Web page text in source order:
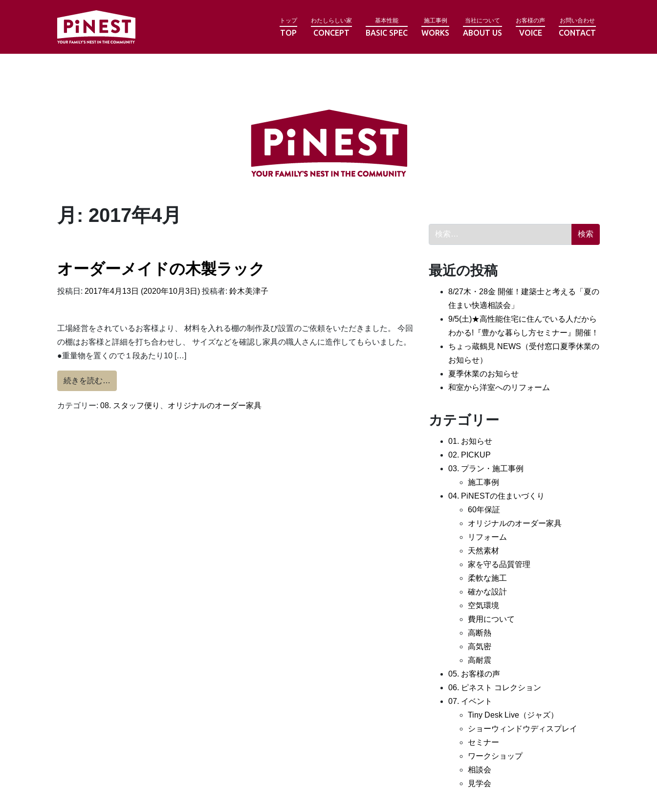
トップ
TOP
わたしらしい家
CONCEPT
基本性能
BASIC SPEC
施工事例
WORKS
当社について
ABOUT US
お客様の声
VOICE
お問い合わせ
CONTACT
月: 2017年4月
オーダーメイドの木製ラック
投稿日: 2017年4月13日 (2020年10月3日) 投稿者: 鈴木美津子
工場経営をされているお客様より、 材料を入れる棚の制作及び設置のご依頼をいただきました。 今回
の棚はお客様と詳細を打ち合わせし、 サイズなどを確認し家具の職人さんに造作してもらいました。
●重量物を置くので１段あたり10 […]
続きを読む…
カテゴリー: 08. スタッフ便り オリジナルのオーダー家具
検索:
最近の投稿
8/27木・28金 開催！建築士と考える「夏の
住まい快適相談会」
9/5(土)★高性能住宅に住んでいる人だから
わかる!『豊かな暮らし方セミナー』開催！
ちょっ蔵鶴見 NEWS（受付窓口夏季休業の
お知らせ）
夏季休業のお知らせ
和室から洋室へのリフォーム
カテゴリー
01. お知らせ
02. PICKUP
03. プラン・施工事例
施工事例
04. PiNESTの住まいづくり
60年保証
オリジナルのオーダー家具
リフォーム
天然素材
家を守る品質管理
柔軟な施工
確かな設計
空気環境
費用について
高断熱
高気密
高耐震
05. お客様の声
06. ピネスト コレクション
07. イベント
Tiny Desk Live（ジャズ）
ショーウィンドウディスプレイ
セミナー
ワークショップ
相談会
見学会